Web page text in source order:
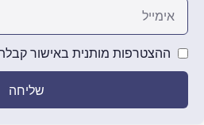
ההצטרפות מותנית באישור קבלת
שליחה